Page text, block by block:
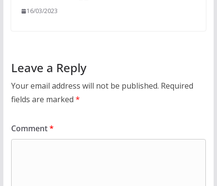
16/03/2023
Leave a Reply
Your email address will not be published. Required
fields are marked *
Comment*